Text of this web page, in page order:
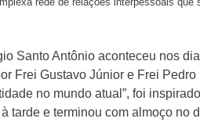
Santo Antônio aconteceu nos
Frei Gustavo Júnior e Frei
no mundo atual”, foi
tarde e terminou com almoço no